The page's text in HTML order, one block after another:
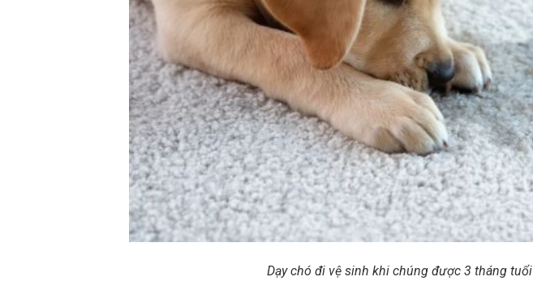
Dạy chó đi vệ sinh khi chúng được 3 tháng tuổi